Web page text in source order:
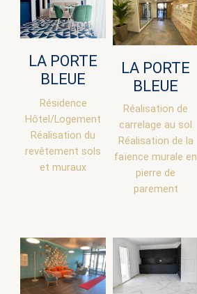
LA PORTE
BLEUE
Résidence
Hôtel/Logement
Réalisation du
revêtement sols
et muraux
LA PORTE
BLEUE
Réalisation de
carrelage au sol
Réalisation de la
faïence murale en
pierre de
parement